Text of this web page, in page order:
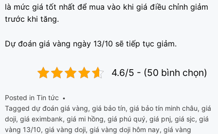
là mức giá tốt nhất để mua vào khi giá điều chỉnh giảm
trước khi tăng.
Dự đoán giá vàng ngày 13/10 sẽ tiếp tục giảm.
4.6/5 - (50 bình chọn)
Posted in Tin tức
Tagged dự đoán giá vàng, giá bảo tín, giá bảo tín minh châu, giá
doji, giá eximbank, giá mi hồng, giá phú quý, giá pnj, giá sjc, giá
vàng 13/10, giá vàng doji, giá vàng doji hôm nay, giá vàng